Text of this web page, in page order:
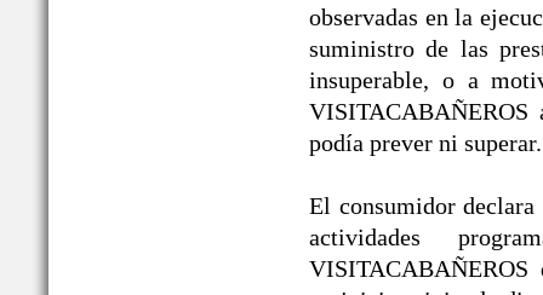
observadas en la
suministro de las
insuperable, o a
VISITACABAÑEROS
podía prever ni superar.
El consumidor
actividades
VISITACABAÑEROS